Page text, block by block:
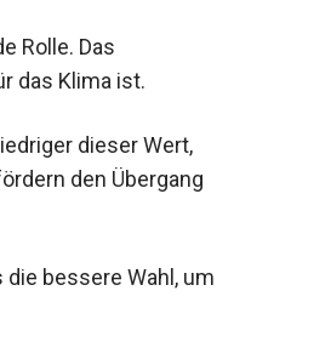
Rolle. Das
das Klima ist.
dieser Wert,
den Übergang
bessere Wahl, um